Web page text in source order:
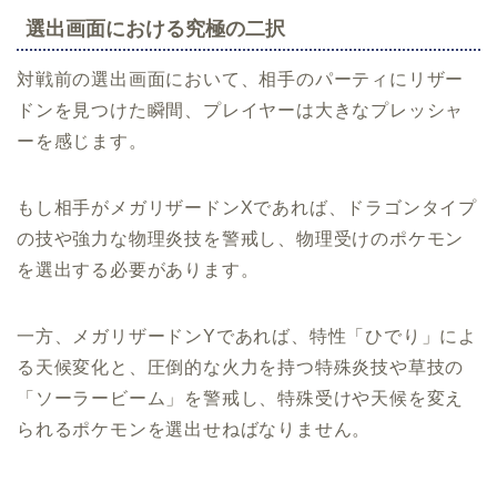
選出画面における究極の二択
対戦前の選出画面において、相手のパーティにリザー
ドンを見つけた瞬間、プレイヤーは大きなプレッシャ
ーを感じます。
もし相手がメガリザードンXであれば、ドラゴンタイプ
の技や強力な物理炎技を警戒し、物理受けのポケモン
を選出する必要があります。
一方、メガリザードンYであれば、特性「ひでり」によ
る天候変化と、圧倒的な火力を持つ特殊炎技や草技の
「ソーラービーム」を警戒し、特殊受けや天候を変え
られるポケモンを選出せねばなりません。